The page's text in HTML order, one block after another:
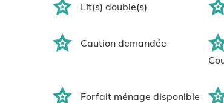
Lit(s) double(s)
Caution demandée
Forfait ménage disponible